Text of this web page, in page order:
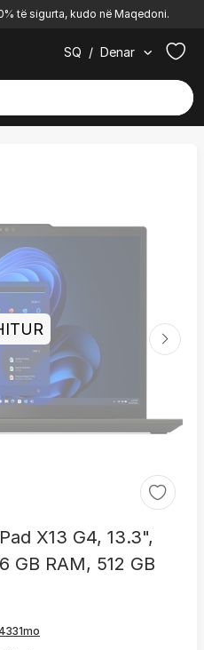
të sigurta, kudo në Maqedoni.
SQ / Denar
X13 G4, 13.3",
GB RAM, 512 GB